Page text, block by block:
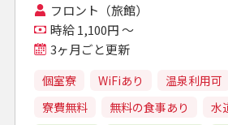
フロント（旅館）
時給 1,100円 ～
3ヶ月ごと更新
個室寮 WiFiあり 温泉利用可
寮費無料
無料の食事あり
水